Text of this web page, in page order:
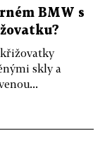
BMW s
křižovatky
skly a